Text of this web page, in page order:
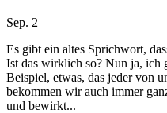
Sep. 2
Es gibt ein altes Sprichwort,
Ist das wirklich so? Nun ja, ich
Beispiel, etwas, das jeder von
bekommen wir auch immer
und bewirkt...